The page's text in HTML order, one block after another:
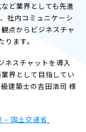
ど業界としても先進
社内コミュニケーシ
点からビジネスチャ
ます。
ネスチャットを導入
界として目指してい
建築士の吉田浩司 様
– 国土交通省